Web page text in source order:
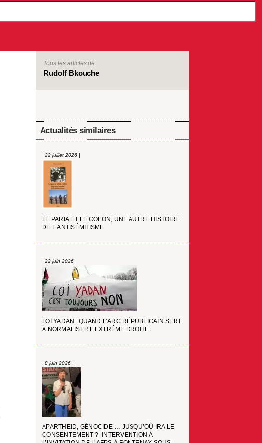
Tous les articles de
Rudolf Bkouche
Actualités similaires
| 22 juillet 2026 |
LE PARIA ET LE COLON, UNE AUTRE HISTOIRE
DE L’ANTISÉMITISME
| 22 juin 2026 |
LOI YADAN : QUAND L’ARC RÉPUBLICAIN SERT
À NORMALISER L’EXTRÊME DROITE
| 8 juin 2026 |
APARTHEID, GÉNOCIDE … JUSQU’OÙ IRA LE
CONSENTEMENT ? INTERVENTION À